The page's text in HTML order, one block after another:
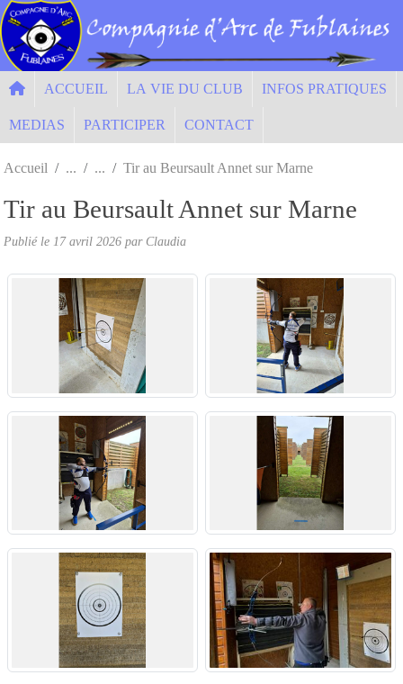
ACCUEIL LA VIE DU CLUB INFOS PRATIQUES
MEDIAS PARTICIPER CONTACT
Accueil Tir au Beursault Annet sur Marne
Tir au Beursault Annet sur Marne
Publié le 17 avril 2026 par Claudia
Panneau de gestion des cookies